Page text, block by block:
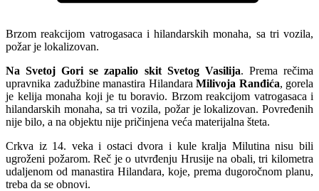
Brzom reakcijom vatrogasaca i hilandarskih monaha, sa tri vozila,
požar je lokalizovan.
Na Svetoj Gori se zapalio skit Svetog Vasilija. Prema rečima
upravnika zadužbine manastira Hilandara Milivoja Ranđića, gorela
je kelija monaha koji je tu boravio. Brzom reakcijom vatrogasaca i
hilandarskih monaha, sa tri vozila, požar je lokalizovan. Povređenih
nije bilo, a na objektu nije pričinjena veća materijalna šteta.
Crkva iz 14. veka i ostaci dvora i kule kralja Milutina nisu bili
ugroženi požarom. Reč je o utvrđenju Hrusije na obali, tri kilometra
udaljenom od manastira Hilandara, koje, prema dugoročnom planu,
treba da se obnovi.